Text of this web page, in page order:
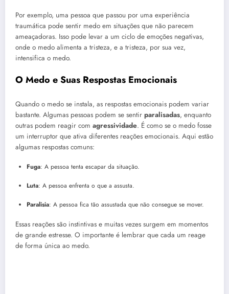
Por exemplo, uma pessoa que passou por uma experiência
traumática pode sentir medo em situações que não parecem
ameaçadoras. Isso pode levar a um ciclo de emoções negativas,
onde o medo alimenta a tristeza, e a tristeza, por sua vez,
intensifica o medo.
O Medo e Suas Respostas Emocionais
Quando o medo se instala, as respostas emocionais podem variar
bastante. Algumas pessoas podem se sentir paralisadas, enquanto
outras podem reagir com agressividade. É como se o medo fosse
um interruptor que ativa diferentes reações emocionais. Aqui estão
algumas respostas comuns:
Fuga: A pessoa tenta escapar da situação.
Luta: A pessoa enfrenta o que a assusta.
Paralisia: A pessoa fica tão assustada que não consegue se mover.
Essas reações são instintivas e muitas vezes surgem em momentos
de grande estresse. O importante é lembrar que cada um reage
de forma única ao medo.